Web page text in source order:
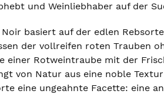
und Weinliebhaber auf der
basiert auf der edlen
der vollreifen roten Trauben
einer Rotweintraube mit der
von Natur aus eine noble
eine ungeahnte Facette: eine